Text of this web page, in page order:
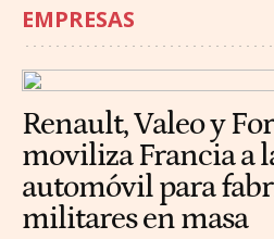
EMPRESAS
Renault, Valeo y
moviliza Francia a
automóvil para
militares en masa